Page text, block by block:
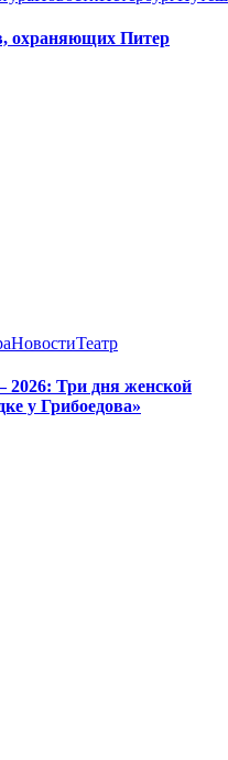
охраняющих Питер
НовостиТеатр
2026: Три дня женской
у Грибоедова»